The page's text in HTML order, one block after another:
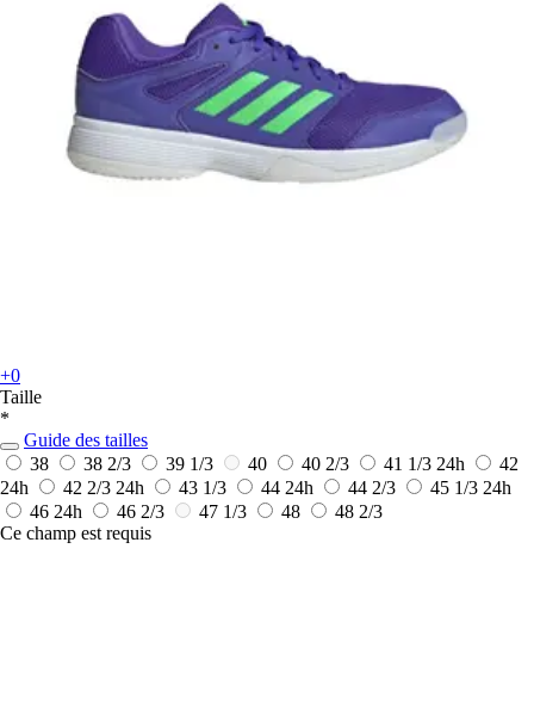
+0
Taille
*
Guide des tailles
38
38 2/3 39 1/3 40 40 2/3 41 1/3 24h
42
24h
42 2/3 24h 43 1/3 44 24h 44 2/3 45 1/3 24h
46 24h 46 2/3 47 1/3 48
48 2/3
Ce champ est requis